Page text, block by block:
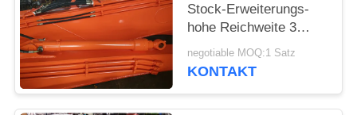
Stock-Erweiterungs-
hohe Reichweite 3
Tonnen-Gegengewicht
mit Pulverizer
negotiable MOQ:1 Satz
KONTAKT